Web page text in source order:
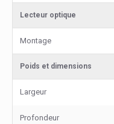
Lecteur optique
Montage
Poids et dimensions
Largeur
Profondeur